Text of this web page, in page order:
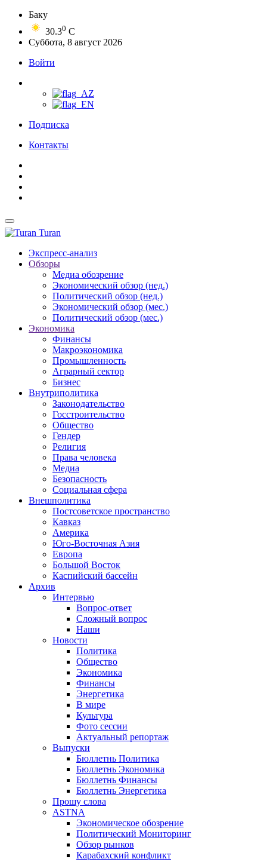
Баку
30.30 C
Суббота, 8 август 2026
Войти
Подписка
Контакты
Turan
Экспресс-анализ
Обзоры
Медиа обозрение
Экономический обзор (нед.)
Политический обзор (нед.)
Экономический обзор (мес.)
Политический обзор (мес.)
Экономика
Финансы
Макроэкономика
Промышленность
Аграрный сектор
Бизнес
Внутриполитика
Законодательство
Госстроительство
Общество
Гендер
Религия
Права человека
Медиа
Безопасность
Социальная сфера
Внешполитика
Постсоветское пространство
Кавказ
Америка
Юго-Восточная Азия
Европа
Большой Восток
Каспийский бассейн
Архив
Интервью
Вопрос-ответ
Сложный вопрос
Наши
Новости
Политика
Общество
Экономика
Финансы
Энергетика
В мире
Культура
Фото сессии
Актуальный репортаж
Выпуски
Бюллетнь Политика
Бюллетнь Экономика
Бюллетнь Финансы
Бюллетнь Энергетика
Прошу слова
ASTNA
Экономическое обозрение
Политический Мониторинг
Обзор рынков
Карабахский конфликт